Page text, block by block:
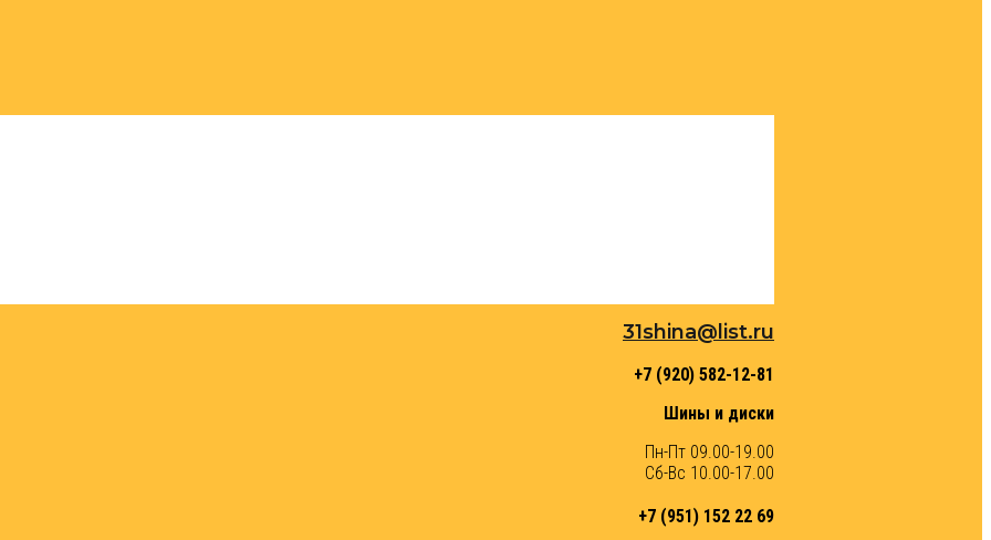
31shina@list.ru
+7 (920) 582-12-81
Шины и диски
Пн-Пт 09.00-19.00
Сб-Вс 10.00-17.00
+7 (951) 152 22 69